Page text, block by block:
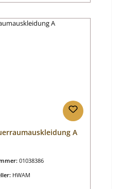
A
01038386
HWAM